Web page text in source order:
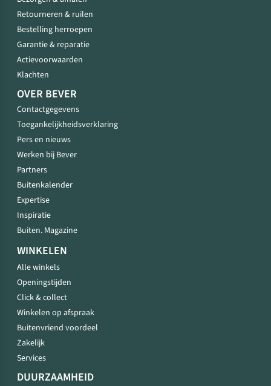
Retourneren & ruilen
Bestelling herroepen
Garantie & reparatie
Actievoorwaarden
Klachten
OVER BEVER
Contactgegevens
Toegankelijkheidsverklaring
Pers en nieuws
Werken bij Bever
Partners
Buitenkalender
Expertise
Inspiratie
Buiten. Magazine
WINKELEN
Alle winkels
Openingstijden
Click & collect
Winkelen op afspraak
Buitenvriend voordeel
Zakelijk
Services
DUURZAAMHEID